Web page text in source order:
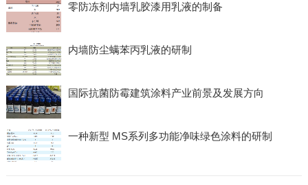
零防冻剂内墙乳胶漆用乳液的制备
内墙防尘螨苯丙乳液的研制
国际抗菌防霉建筑涂料产业前景及发展方向
一种新型 MS系列多功能净味绿色涂料的研制